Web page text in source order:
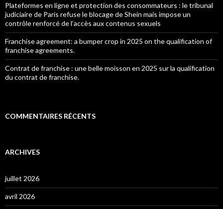
Plateformes en ligne et protection des consommateurs : le tribunal
judiciaire de Paris refuse le blocage de Shein mais impose un
contrôle renforcé de l’accès aux contenus sexuels
Franchise agreement: a bumper crop in 2025 on the qualification of
franchise agreements.
Contrat de franchise : une belle moisson en 2025 sur la qualification
du contrat de franchise.
COMMENTAIRES RÉCENTS
ARCHIVES
juillet 2026
avril 2026